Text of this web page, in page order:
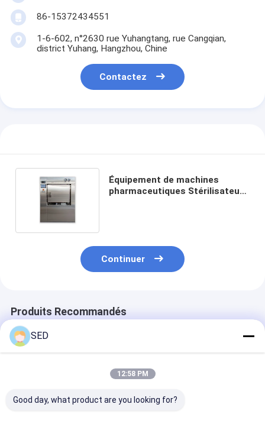
86-15372434551
1-6-602, n°2630 rue Yuhangtang, rue Cangqian,
district Yuhang, Hangzhou, Chine
Contactez
Équipement de machines
pharmaceutiques Stérilisateur
Continuer
Produits Recommandés
SED
12:58 PM
Good day, what product are you looking for?